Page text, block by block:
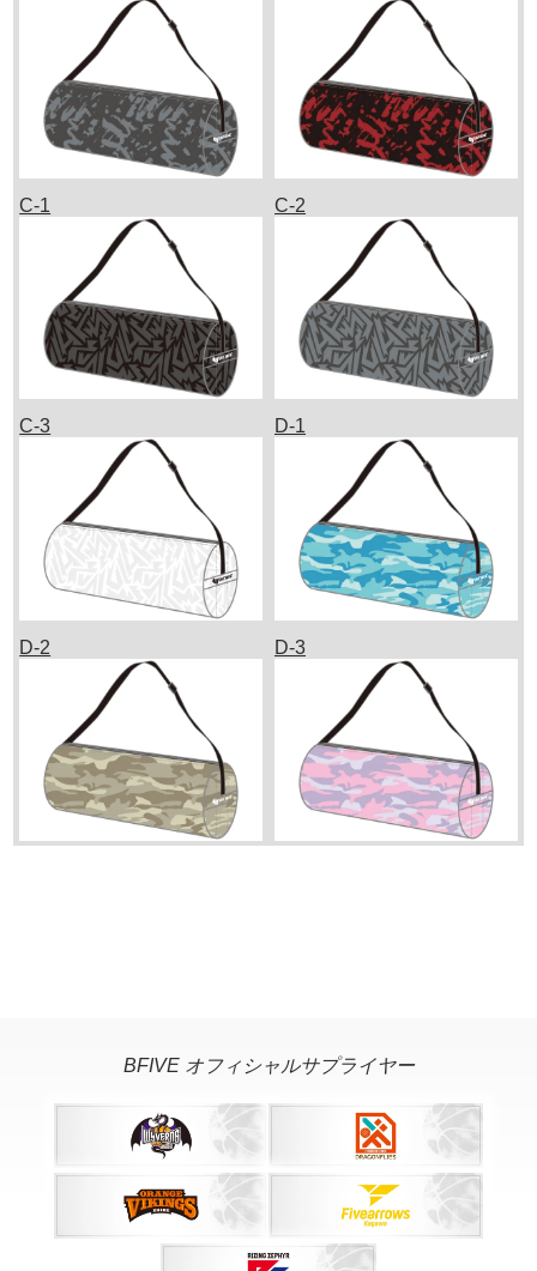
C-1 C-2
C-3 D-1
D-2 D-3
BFIVE オフィシャルサプライヤー